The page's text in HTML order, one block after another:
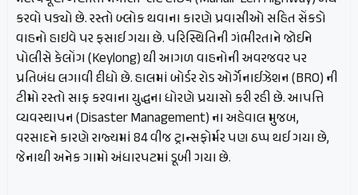
કરવો પડ્યો છે. રસ્તો બ્લોક થવાના કારણે પ્રવાસીઓ સહિત સેંકડો
વાહનો હાઇવે પર ફસાઈ ગયા છે. પરિસ્થિતિની ગંભીરતાને જોઈને
પોલીસે કેલોંગ (Keylong) થી આગળ વાહનોની અવરજવર પર
પ્રતિબંધ લગાવી દીધો છે. હાલમાં બોર્ડર રોડ ઓર્ગેનાઈઝેશન (BRO) ની
ટીમો રસ્તો સાફ કરવાના યુદ્ધના ધોરણે પ્રયાસો કરી રહી છે. આપત્તિ
વ્યવસ્થાપન (Disaster Management) ના અહેવાલ મુજબ,
વરસાદને કારણે રાજ્યમાં 84 વીજ ટ્રાન્સફોર્મર પણ ઠપ્પ થઈ ગયા છે,
જેનાથી અનેક ગામો અંધારપટમાં ડૂબી ગયા છે.